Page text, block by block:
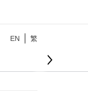
EN 繁